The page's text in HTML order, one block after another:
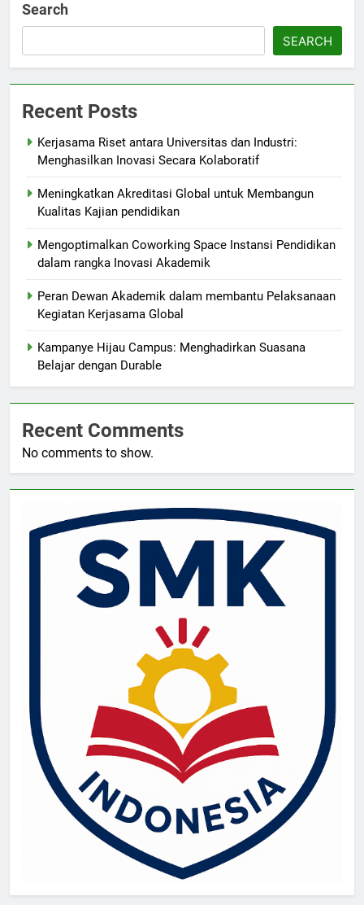
Search
SEARCH
Recent Posts
Kerjasama Riset antara Universitas dan Industri:
Menghasilkan Inovasi Secara Kolaboratif
Meningkatkan Akreditasi Global untuk Membangun
Kualitas Kajian pendidikan
Mengoptimalkan Coworking Space Instansi Pendidikan
dalam rangka Inovasi Akademik
Peran Dewan Akademik dalam membantu Pelaksanaan
Kegiatan Kerjasama Global
Kampanye Hijau Campus: Menghadirkan Suasana
Belajar dengan Durable
Recent Comments
No comments to show.